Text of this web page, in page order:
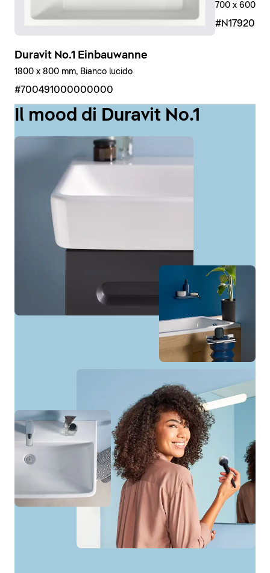
Duravit No.1 Einbauwanne
1800 x 800 mm, Bianco lucido
#700491000000000
700 x 600
Il mood di Duravit No.1